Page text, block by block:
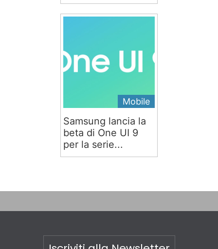
Mobile
Samsung lancia la
beta di One UI 9
per la serie...